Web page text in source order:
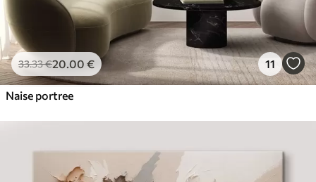
33.33€20.00 € 11
Naise portree